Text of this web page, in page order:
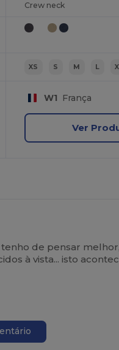
Crew neck
XS S M L
W1 França
Ver
de pensar
à vista... isto